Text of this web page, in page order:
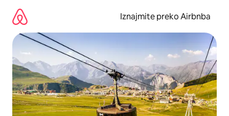
sadržaj
Iznajmite preko Airbnba